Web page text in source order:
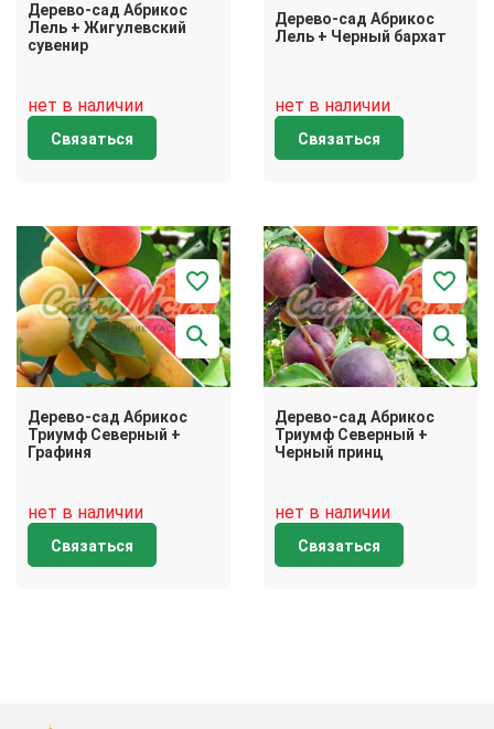
Дерево-сад Абрикос
Лель + Жигулевский
сувенир
нет в наличии
Связаться
Дерево-сад Абрикос
Лель + Черный бархат
нет в наличии
Связаться
Дерево-сад Абрикос
Триумф Северный +
Графиня
нет в наличии
Связаться
Дерево-сад Абрикос
Триумф Северный +
Черный принц
нет в наличии
Связаться